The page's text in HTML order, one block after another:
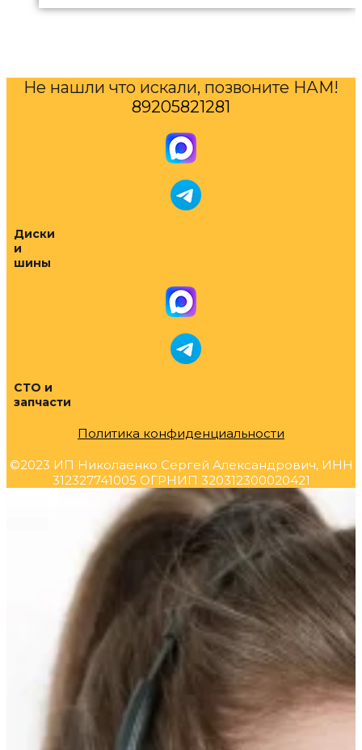
Не нашли что искали, позвоните НАМ!
89205821281
Диски
и
шины
СТО и
запчасти
Политика конфиденциальности
©2023 ИП Николаенко Сергей Александрович, ИНН
312327741005 ОГРНИП 320312300020421